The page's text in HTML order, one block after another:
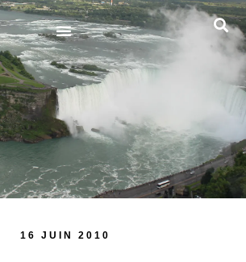
16 JUIN 2010